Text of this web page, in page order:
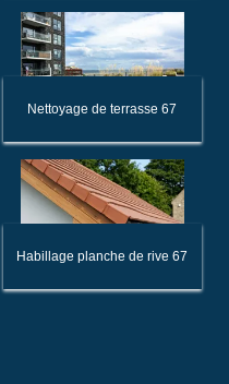
Nettoyage de terrasse 67
Habillage planche de rive 67